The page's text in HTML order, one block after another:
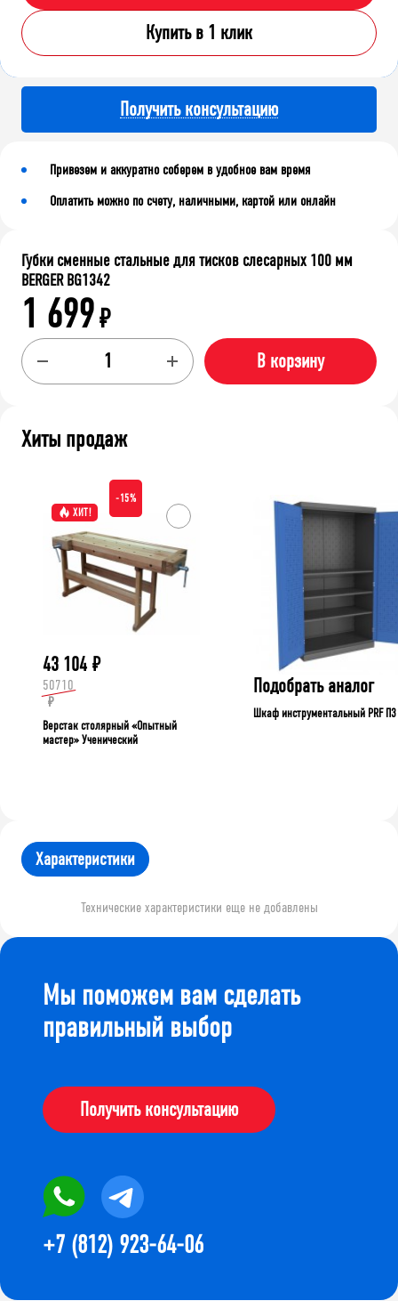
Купить в 1 клик
Получить консультацию
Привезем и аккуратно соберем в удобное вам время
Оплатить можно по счету, наличными, картой или онлайн
Губки сменные стальные для тисков слесарных 100 мм
BERGER BG1342
1 699₽
В корзину
Хиты продаж
ХИТ!
-15%
43 104 ₽
50710
₽
Верстак столярный «Опытный
мастер» Ученический
Подобрать аналог
Шкаф инструментальный PRF П3
Характеристики
Технические характеристики еще не добавлены
Мы поможем вам сделать
правильный выбор
Получить консультацию
+7 (812) 923-64-06